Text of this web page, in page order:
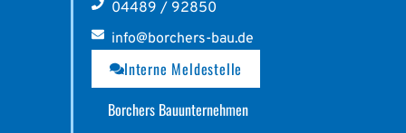
04489 / 92850
info@borchers-bau.de
Interne Meldestelle
Borchers Bauunternehmen